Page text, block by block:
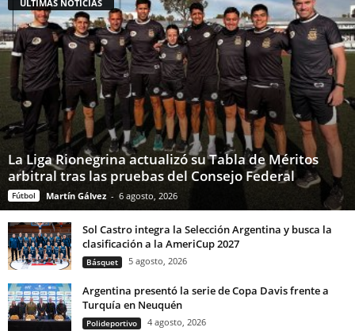
ÚLTIMAS NOTICIAS
La Liga Rionegrina actualizó su Tabla de Méritos
arbitral tras las pruebas del Consejo Federal
Fútbol Martín Gálvez - 6 agosto, 2026
Sol Castro integra la Selección Argentina y busca la
clasificación a la AmeriCup 2027
Básquet 5 agosto, 2026
Argentina presentó la serie de Copa Davis frente a
Turquía en Neuquén
Polideportivo 4 agosto, 2026